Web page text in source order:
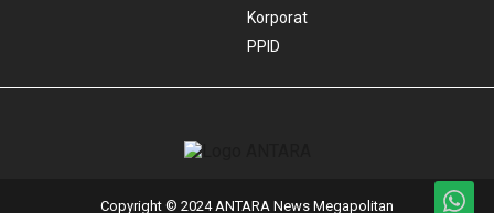
Korporat
PPID
Copyright © 2024 ANTARA News Megapolitan